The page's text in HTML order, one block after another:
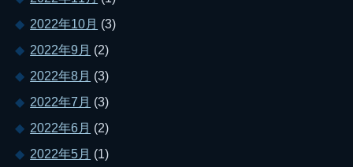
2022年10月 (3)
2022年9月 (2)
2022年8月 (3)
2022年7月 (3)
2022年6月 (2)
2022年5月 (1)